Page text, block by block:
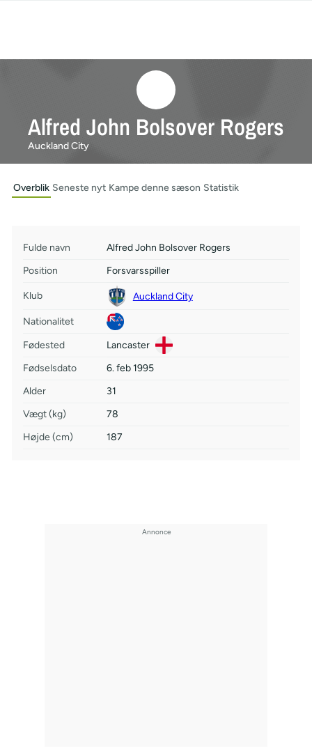
Alfred John Bolsover Rogers
Auckland City
Overblik Seneste nyt Kampe denne sæson Statistik
Fulde navn
Alfred John Bolsover Rogers
Position
Forsvarsspiller
Klub Auckland City
Nationalitet
Fødested
Lancaster
Fødselsdato
6. feb 1995
Alder
31
Vægt (kg)
78
Højde (cm)
187